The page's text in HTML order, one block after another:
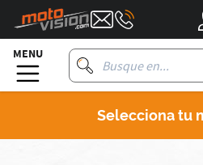
MENU
Selecciona tu